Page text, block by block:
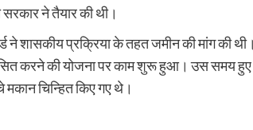
ने तैयार की थी।
ने शासकीय प्रक्रिया के तहत जमीन की मांग की
करने की योजना पर काम शुरू हुआ। उस समय हुए
चिन्हित किए गए थे।